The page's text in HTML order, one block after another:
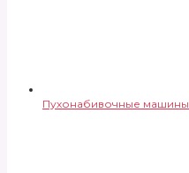
Пухонабивочные машины